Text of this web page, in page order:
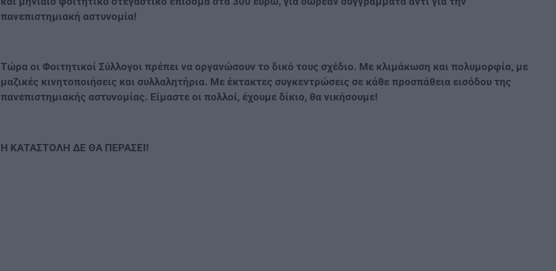
πανεπιστημιακή αστυνομία!
Τώρα οι Φοιτητικοί Σύλλογοι πρέπει να οργανώσουν το δικό τους σχέδιο. Με κλιμάκωση και πολυμορφία, με
μαζικές κινητοποιήσεις και συλλαλητήρια. Με έκτακτες συγκεντρώσεις σε κάθε προσπάθεια εισόδου της
πανεπιστημιακής αστυνομίας. Είμαστε οι πολλοί, έχουμε δίκιο, θα νικήσουμε!
Η ΚΑΤΑΣΤΟΛΗ ΔΕ ΘΑ ΠΕΡΑΣΕΙ!